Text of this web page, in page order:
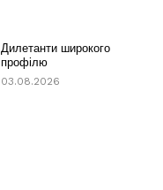
Дилетанти широкого
профілю
03.08.2026